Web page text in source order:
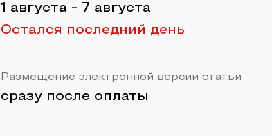
1 августа - 7 августа
Остался последний день
Размещение электронной версии статьи
сразу после оплаты